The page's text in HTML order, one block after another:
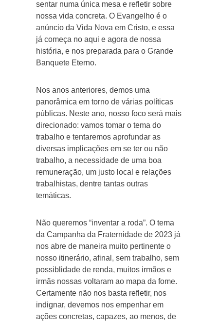
sentar numa única mesa e refletir sobre
nossa vida concreta. O Evangelho é o
anúncio da Vida Nova em Cristo, e essa
já começa no aqui e agora de nossa
história, e nos preparada para o Grande
Banquete Eterno.
Nos anos anteriores, demos uma
panorâmica em torno de várias políticas
públicas. Neste ano, nosso foco será mais
direcionado: vamos tomar o tema do
trabalho e tentaremos aprofundar as
diversas implicações em se ter ou não
trabalho, a necessidade de uma boa
remuneração, um justo local e relações
trabalhistas, dentre tantas outras
temáticas.
Não queremos “inventar a roda”. O tema
da Campanha da Fraternidade de 2023 já
nos abre de maneira muito pertinente o
nosso itinerário, afinal, sem trabalho, sem
possiblidade de renda, muitos irmãos e
irmãs nossas voltaram ao mapa da fome.
Certamente não nos basta refletir, nos
indignar, devemos nos empenhar em
ações concretas, capazes, ao menos, de